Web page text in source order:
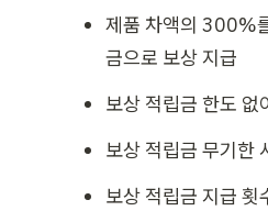
제품 차액의 300%
금으로 보상 지급
보상 적립금 한도 없
보상 적립금 무기한
보상 적립금 지급 횟